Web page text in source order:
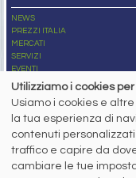
NEWS
PREZZI ITALIA
MERCATI
SERVIZI
EVENTI
ABBONAMENTI
NEWSLETTER
Capitale Sociale: 190.000€
Registro delle Imprese di
Codice Fiscale e Partita I.V.A.:
R.E.A. n. 419331
Utilizziamo i cookies
Usiamo i cookies e
la tua esperienza di
contenuti
traffico e capire da
cambiare le tue